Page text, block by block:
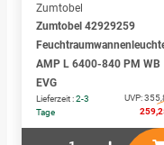
Zumtobel
Zumtobel 42929259
AMP L 6400-840 PM WB
EVG
Lieferzeit :2-3
Tage
UVP: